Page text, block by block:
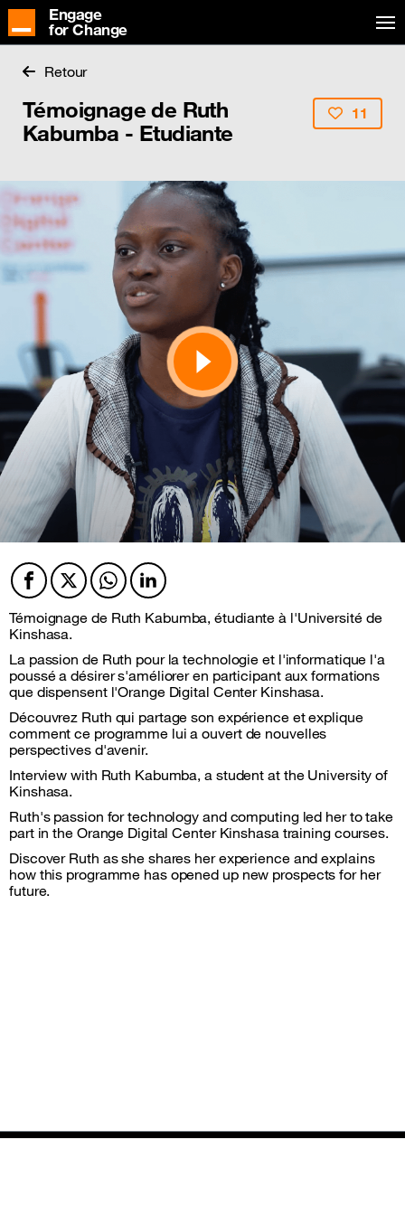
Engage
for Change
Retour
Témoignage de Ruth
Kabumba - Etudiante
11
Facebook
TwitterTwitterTwitter
Témoignage de Ruth Kabumba, étudiante à l'Université de
Kinshasa.
La passion de Ruth pour la technologie et l'informatique l'a
poussé a désirer s'améliorer en participant aux formations
que dispensent l'Orange Digital Center Kinshasa.
Découvrez Ruth qui partage son expérience et explique
comment ce programme lui a ouvert de nouvelles
perspectives d'avenir.
Interview with Ruth Kabumba, a student at the University of
Kinshasa.
Ruth's passion for technology and computing led her to take
part in the Orange Digital Center Kinshasa training courses.
Discover Ruth as she shares her experience and explains
how this programme has opened up new prospects for her
future.
Plan du site et informations